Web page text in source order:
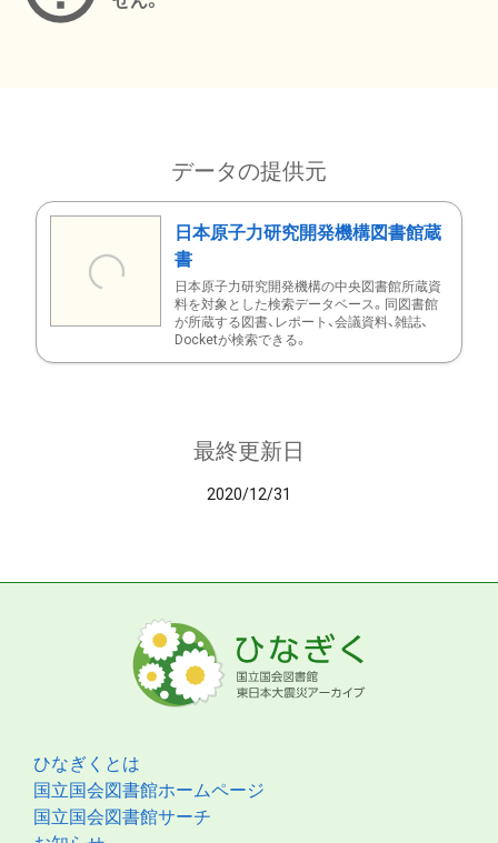
データの提供元
日本原子力研究開発機構図書館蔵
書
日本原子力研究開発機構の中央図書館所蔵資
料を対象とした検索データベース。同図書館
が所蔵する図書、レポート、会議資料、雑誌、
Docketが検索できる。
最終更新日
2020/12/31
ひなぎくとは
国立国会図書館ホームページ
国立国会図書館サーチ